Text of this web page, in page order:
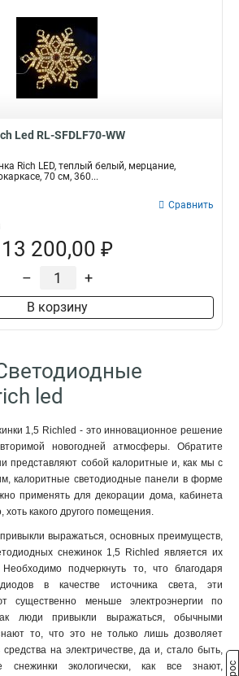
Led RL-SFDLF70-WW
Rich LED, теплый белый, мерцание,
70 см, 360...
Сравнить
13 200,00 ₽
– +
В корзину
led
1,5 Richled - это инновационное решение
новогодней атмосферы. Обратите
представляют собой калоритные и, как мы с
калоритные светодиодные панели в форме
применять для декорации дома, кабинета
хоть какого другого помещения.
выражаться, основных преимуществ,
снежинок 1,5 Richled является их
Необходимо подчеркнуть то, что благодаря
в качестве источника света, эти
существенно меньше электроэнергии по
люди привыкли выражаться, обычными
то, что это не только лишь дозволяет
средства на электричестве, да и, стало быть,
снежинки экологически, как все знают,